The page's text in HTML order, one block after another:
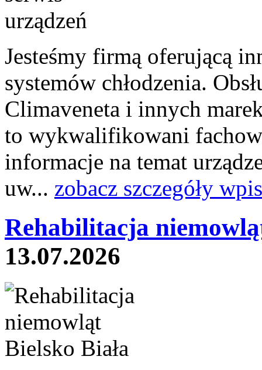
Jesteśmy firmą oferującą
systemów chłodzenia.
Climaveneta i innych
to wykwalifikowani
informacje na temat
uw... zobacz szczegóły
Rehabilitacja
13.07.2026